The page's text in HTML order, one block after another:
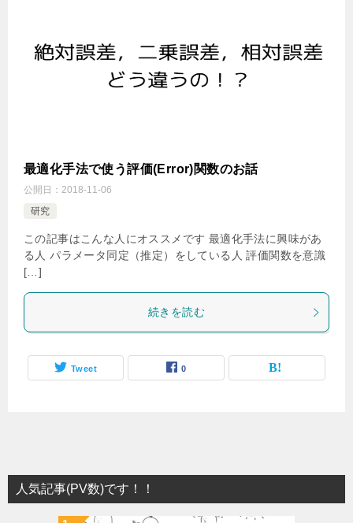
最適化手法で使う評価(Error)関数のお話
公開日： 2018-11-06
研究
この記事はこんな人にオススメです 最適化手法に興味があ
る人 パラメータ同定（推定）をしている人 評価関数を意識
[…]
続きを読む
Tweet 0
人気記事(PV数)です！！